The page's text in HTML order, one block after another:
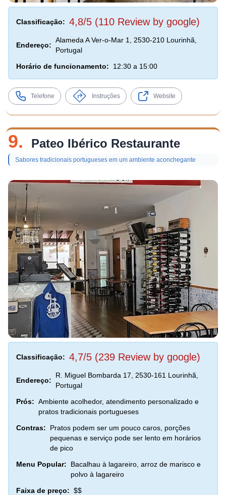
Classificação: 4,8/5 (110 Review by google)
Endereço:
Alameda A Ver-o-Mar 1, 2530-210 Lourinhã,
Portugal
Horário de funcionamento:
12:30 a 15:00
Telefone Instruções Website
9. Pateo Ibérico Restaurante
Sabores tradicionais portugueses em um ambiente aconchegante
Classificação: 4,7/5 (239 Review by google)
Endereço:
R. Miguel Bombarda 17, 2530-161 Lourinhã,
Portugal
Prós: Ambiente acolhedor, atendimento personalizado e
pratos tradicionais portugueses
Contras:
Pratos podem ser um pouco caros, porções
pequenas e serviço pode ser lento em horários
de pico
Menu Popular:
Bacalhau à lagareiro, arroz de marisco e
polvo à lagareiro
Faixa de preço: $$